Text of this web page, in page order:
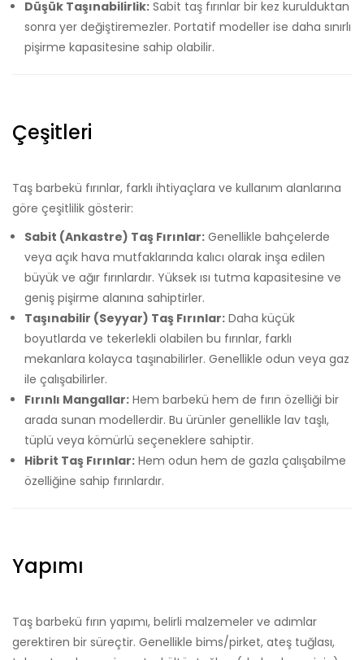
Düşük Taşınabilirlik: Sabit taş fırınlar bir kez kurulduktan
sonra yer değiştiremezler. Portatif modeller ise daha sınırlı
pişirme kapasitesine sahip olabilir.
Çeşitleri
Taş barbekü fırınlar, farklı ihtiyaçlara ve kullanım alanlarına
göre çeşitlilik gösterir:
Sabit (Ankastre) Taş Fırınlar: Genellikle bahçelerde
veya açık hava mutfaklarında kalıcı olarak inşa edilen
büyük ve ağır fırınlardır. Yüksek ısı tutma kapasitesine ve
geniş pişirme alanına sahiptirler.
Taşınabilir (Seyyar) Taş Fırınlar: Daha küçük
boyutlarda ve tekerlekli olabilen bu fırınlar, farklı
mekanlara kolayca taşınabilirler. Genellikle odun veya gaz
ile çalışabilirler.
Fırınlı Mangallar: Hem barbekü hem de fırın özelliği bir
arada sunan modellerdir. Bu ürünler genellikle lav taşlı,
tüplü veya kömürlü seçeneklere sahiptir.
Hibrit Taş Fırınlar: Hem odun hem de gazla çalışabilme
özelliğine sahip fırınlardır.
Yapımı
Taş barbekü fırın yapımı, belirli malzemeler ve adımlar
gerektiren bir süreçtir. Genellikle bims/pirket, ateş tuğlası,